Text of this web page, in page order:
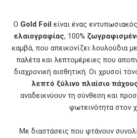
Ο Gold Foil είναι ένας εντυπωσιακός
ελαιογραφίας, 100%
καμβά, που απεικονίζει λουλούδια
παλέτα και λεπτομέρειες που
διαχρονική αισθητική. Οι χρυσοί
λεπτό ξύλινο πλαίσιο
αναδεικνύουν τη σύνθεση και
φωτεινότητα στον
Με διαστάσεις που φτάνουν